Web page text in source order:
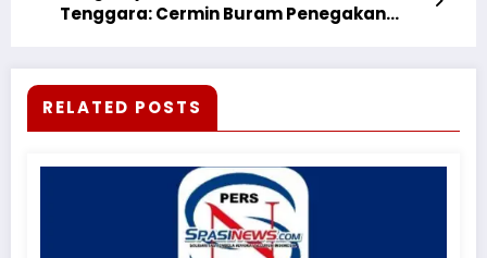
Tenggara: Cermin Buram Penegakan
RELATED POSTS